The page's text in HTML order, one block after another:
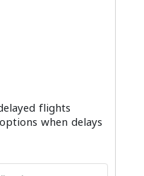
flights
when delays